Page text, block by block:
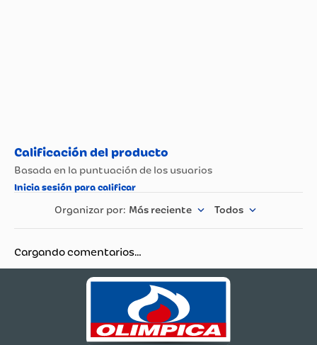
Más reciente Todos
Cargando comentarios…